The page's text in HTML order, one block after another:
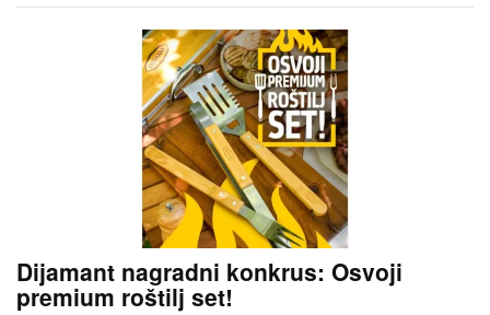
Dijamant nagradni konkrus: Osvoji
premium roštilj set!